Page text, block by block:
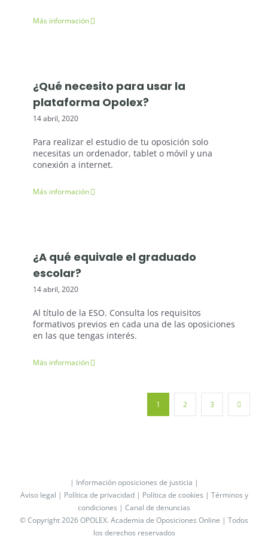
Más información
¿Qué necesito para usar la
plataforma Opolex?
14 abril, 2020
Para realizar el estudio de tu oposición solo
necesitas un ordenador, tablet o móvil y una
conexión a internet.
Más información
¿A qué equivale el graduado
escolar?
14 abril, 2020
Al título de la ESO. Consulta los requisitos
formativos previos en cada una de las oposiciones
en las que tengas interés.
Más información
1 2 3
| Información oposiciones de justicia |
Aviso legal | Política de privacidad | Política de cookies | Términos y
condiciones | Canal de denuncias
© Copyright 2026 OPOLEX. Academia de Oposiciones Online | Todos
los derechos reservados